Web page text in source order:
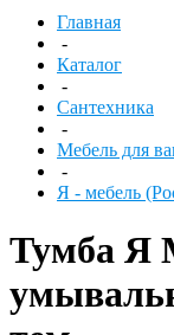
Главная
-
Каталог
-
Сантехника
-
Мебель для
-
Я - мебель
Тумба Я